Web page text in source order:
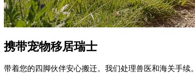
携带宠物移居瑞士
带着您的四脚伙伴安心搬迁。我们处理兽医和海关手续。